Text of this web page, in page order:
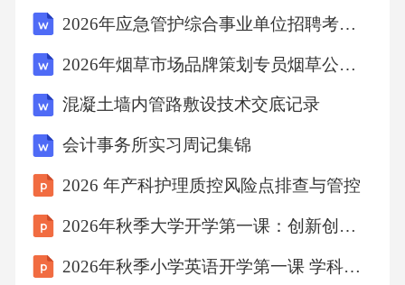
护的重要方向，并在资金、人才等方面给予大
力支持。例如，《“十四五”生态环境保护规划》
项目提供了明确的政策保障。技术上，我国在
遥感、大数据、人工智能等领域已取得显著突
破，为野生动植物保护提供了先进的技术支
撑。例如，我国已成功研发基于无人机的高清
监测系统，可实时捕捉盗猎行为；DNA条形码
技术也已应用于物种鉴定，有效打击非法贸
2026年应急管护综合事业单位招聘考试笔试试题（含答案）
2026年烟草市场品牌策划专员烟草公司招聘考试笔试试题（含答案）
混凝土墙内管路敷设技术交底记录
会计事务所实习周记集锦
2026 年产科护理质控风险点排查与管控
2026年秋季大学开学第一课：创新创业教育
2026年秋季小学英语开学第一课 学科素养培养指南